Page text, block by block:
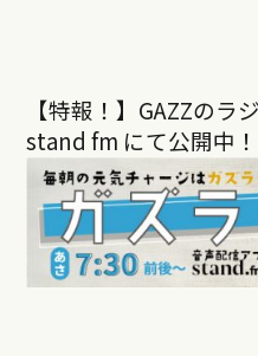
【特報！】GAZZのラ
stand fm にて公開中！